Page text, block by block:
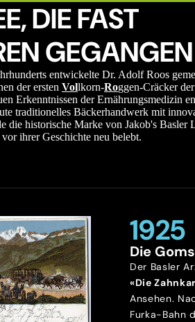
DIE FAST
entwickelte Dr. Adolf Roos
der ersten Vollkorn-Roggen-Cräcker
Erkenntnissen der Ernährungsmedizin
traditionelles Bäckerhandwerk mit
die historische Marke von Jakob's Basler
ihrer Geschichte neu belebt.
1925
Die
Der Basler
«Die
Ansehen.
Furka-Bahn